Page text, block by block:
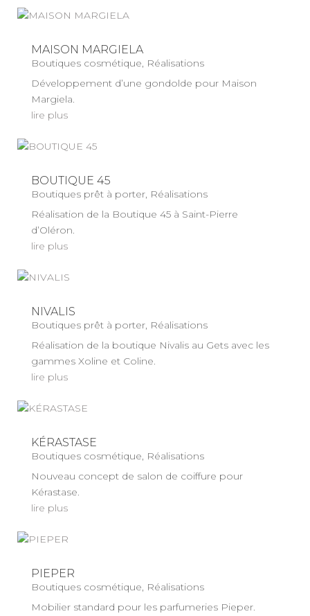
MAISON MARGIELA
Boutiques cosmétique, Réalisations
Développement d’une gondolde pour Maison
Margiela.
lire plus
BOUTIQUE 45
Boutiques prêt à porter, Réalisations
Réalisation de la Boutique 45 à Saint-Pierre
d’Oléron.
lire plus
NIVALIS
Boutiques prêt à porter, Réalisations
Réalisation de la boutique Nivalis au Gets avec les
gammes Xoline et Coline.
lire plus
KÉRASTASE
Boutiques cosmétique, Réalisations
Nouveau concept de salon de coiffure pour
Kérastase.
lire plus
PIEPER
Boutiques cosmétique, Réalisations
Mobilier standard pour les parfumeries Pieper.